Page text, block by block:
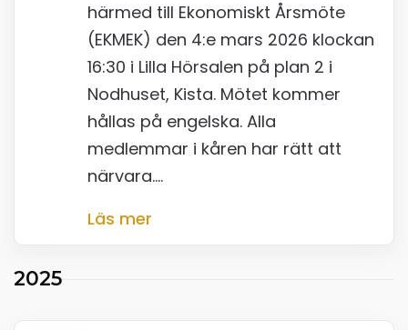
härmed till Ekonomiskt Årsmöte
(EKMEK) den 4:e mars 2026 klockan
16:30 i Lilla Hörsalen på plan 2 i
Nodhuset, Kista. Mötet kommer
hållas på engelska. Alla
medlemmar i kåren har rätt att
närvara.…
Läs mer
2025